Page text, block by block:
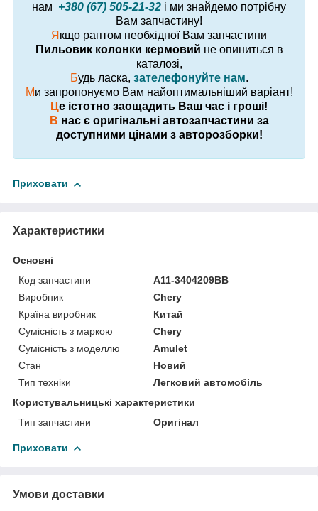
нам +380 (67) 505-21-32 і ми знайдемо потрібну
Вам запчастину!
Я кщо раптом необхідної Вам запчастини
Пильовик колонки кермовий не опиниться в
каталозі,
Будь ласка, зателефонуйте нам.
Ми запропонуємо Вам найоптимальніший варіант!
Це істотно заощадить Ваш час і гроші!
В нас є оригінальні автозапчастини за
доступними цінами з авторозборки!
Приховати
Характеристики
Основні
Код запчастини
A11-3404209BB
Виробник
Chery
Країна виробник
Китай
Сумісність з маркою
Chery
Сумісність з моделлю
Amulet
Стан
Новий
Тип техніки
Легковий автомобіль
Користувальницькі характеристики
Тип запчастини
Оригінал
Приховати
Умови доставки